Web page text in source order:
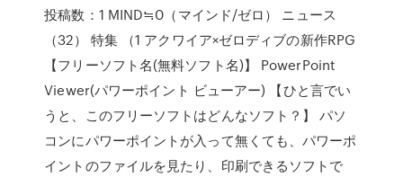
投稿数：1 MIND≒0（マインド/ゼロ） ニュース
（32） 特集 （1 アクワイア×ゼロディブの新作RPG
【フリーソフト名(無料ソフト名)】 PowerPoint
Viewer(パワーポイント ビューアー) 【ひと言でい
うと、このフリーソフトはどんなソフト？】 パソ
コンにパワーポイントが入って無くても、パワーポ
イントのファイルを見たり、印刷できるソフトで